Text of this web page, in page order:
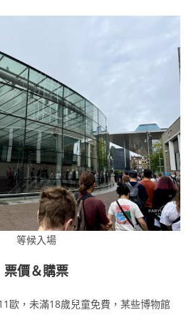
等候入場
票價＆購票
歐，未滿18歲兒童免費，某些博物館